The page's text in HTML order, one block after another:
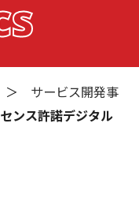
＞ サービス開発事
ンス許諾デジタル